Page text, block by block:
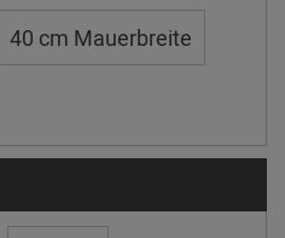
40 cm Mauerbreite